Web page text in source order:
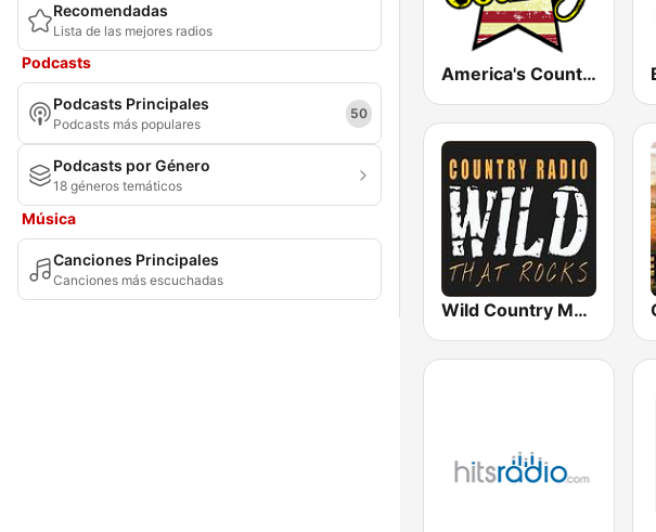
Recomendadas
Lista de las mejores radios
Podcasts
Podcasts Principales
Podcasts más populares
50
Podcasts por Género
18 géneros temáticos
Música
Canciones Principales
Canciones más escuchadas
America's Country
Wild Country Music Radio